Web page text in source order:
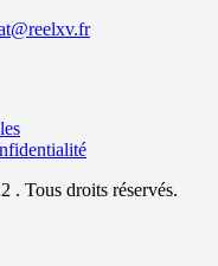
. Tous droits réservés.